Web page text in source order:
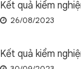
Kết quả kiểm
26/08/2023
Kết quả kiểm